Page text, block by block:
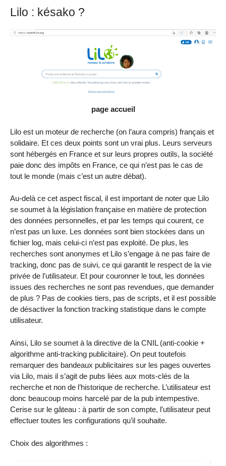
Lilo : késako ?
page accueil
Lilo est un moteur de recherche (on l’aura compris) français et
solidaire. Et ces deux points sont un vrai plus. Leurs serveurs
sont hébergés en France et sur leurs propres outils, la société
paie donc des impôts en France, ce qui n’est pas le cas de
tout le monde (mais c’est un autre débat).
Au-delà ce cet aspect fiscal, il est important de noter que Lilo
se soumet à la législation française en matière de protection
des données personnelles, et par les temps qui courent, ce
n’est pas un luxe. Les données sont bien stockées dans un
fichier log, mais celui-ci n’est pas exploité. De plus, les
recherches sont anonymes et Lilo s’engage à ne pas faire de
tracking, donc pas de suivi, ce qui garantit le respect de la vie
privée de l’utilisateur. Et pour couronner le tout, les données
issues des recherches ne sont pas revendues, que demander
de plus ? Pas de cookies tiers, pas de scripts, et il est possible
de désactiver la fonction tracking statistique dans le compte
utilisateur.
Ainsi, Lilo se soumet à la directive de la CNIL (anti-cookie +
algorithme anti-tracking publicitaire). On peut toutefois
remarquer des bandeaux publicitaires sur les pages ouvertes
via Lilo, mais il s’agit de pubs liées aux mots-clés de la
recherche et non de l’historique de recherche. L’utilisateur est
donc beaucoup moins harcelé par de la pub intempestive.
Cerise sur le gâteau : à partir de son compte, l’utilisateur peut
effectuer toutes les configurations qu’il souhaite.
Choix des algorithmes :